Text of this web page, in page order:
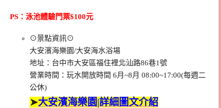
PS：泳池體驗門票$100元
⊙景點資訊⊙
大安濱海樂園/大安海水浴場
地址：台中市大安區福住裡北汕路86巷1號
營業時間：玩水開放時間 6月~8月 08:00~17:00(每週二
公休)
➤大安濱海樂園|詳細圖文介紹